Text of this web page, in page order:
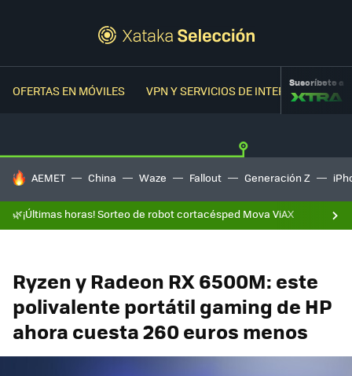
OFERTAS EN MÓVILES VPN Y SERVICIOS DE INTERNETSuscríbete a
HOY SE HABLA DE
AEMET China Waze Fallout Generación Z
🌿¡Últimas horas! Sorteo de robot cortacésped Mova ViAX
Ryzen y Radeon RX 6500M: este
polivalente portátil gaming de HP
ahora cuesta 260 euros menos